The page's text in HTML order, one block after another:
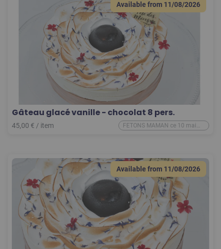
Available from 11/08/2026
Gâteau glacé vanille - chocolat 8 pers.
45,00 € / item
FETONS MAMAN ce 10 mai
2026
Available from 11/08/2026